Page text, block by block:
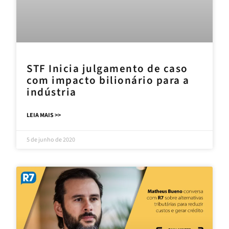
STF Inicia julgamento de caso
com impacto bilionário para a
indústria
LEIA MAIS >>
5 de junho de 2020